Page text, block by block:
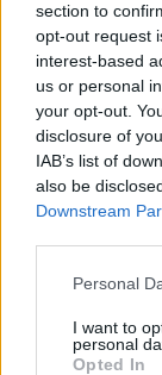
section to
opt-out request
interest-based
us or personal
your opt-out.
disclosure of
IAB’s list of
also be
Downstream
Personal
I want to
personal
Opted In